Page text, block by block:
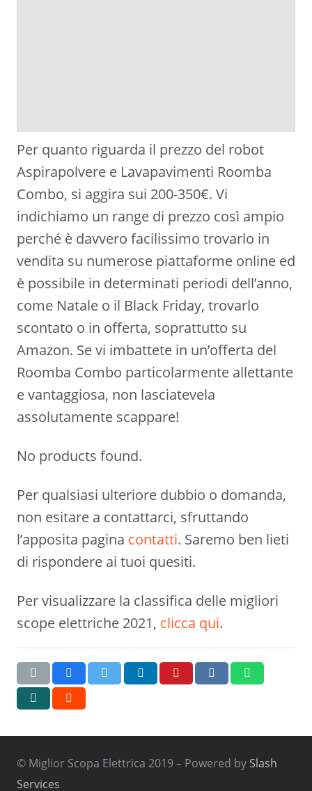
Per quanto riguarda il prezzo del robot
Aspirapolvere e Lavapavimenti Roomba
Combo, si aggira sui 200-350€. Vi
indichiamo un range di prezzo così ampio
perché è davvero facilissimo trovarlo in
vendita su numerose piattaforme online ed
è possibile in determinati periodi dell’anno,
come Natale o il Black Friday, trovarlo
scontato o in offerta, soprattutto su
Amazon. Se vi imbattete in un’offerta del
Roomba Combo particolarmente allettante
e vantaggiosa, non lasciatevela
assolutamente scappare!
No products found.
Per qualsiasi ulteriore dubbio o domanda,
non esitare a contattarci, sfruttando
l’apposita pagina contatti. Saremo ben lieti
di rispondere ai tuoi quesiti.
Per visualizzare la classifica delle migliori
scope elettriche 2021, clicca qui.
© Miglior Scopa Elettrica 2019 – Powered by Slash
Services